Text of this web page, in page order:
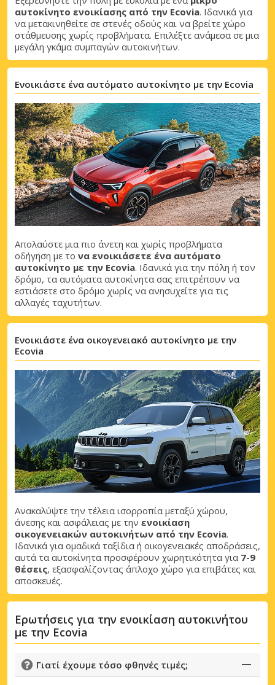
Μεγάλες εξοικονομήσεις
Αποκτήστε πρόσβαση σε αποκλειστικές
προσφορές συνεργατών
Σύνδεση με eLink
αυτοκίνητο ενοικίασης από την Ecovia. Ιδανικά για
να μετακινηθείτε σε στενές οδούς και να βρείτε χώρο
στάθμευσης χωρίς προβλήματα. Επιλέξτε ανάμεσα σε μια
μεγάλη γκάμα συμπαγών αυτοκινήτων.
Ενοικιάστε ένα αυτόματο αυτοκίνητο με την Ecovia
Απολαύστε μια πιο άνετη και χωρίς προβλήματα
οδήγηση με το να ενοικιάσετε ένα αυτόματο
αυτοκίνητο με την Ecovia. Ιδανικά για την πόλη ή τον
δρόμο, τα αυτόματα αυτοκίνητα σας επιτρέπουν να
εστιάσετε στο δρόμο χωρίς να ανησυχείτε για τις
αλλαγές ταχυτήτων.
Ενοικιάστε ένα οικογενειακό αυτοκίνητο με την
Ecovia
Ανακαλύψτε την τέλεια ισορροπία μεταξύ χώρου,
άνεσης και ασφάλειας με την ενοικίαση
οικογενειακών αυτοκινήτων από την Ecovia.
Ιδανικά για ομαδικά ταξίδια ή οικογενειακές αποδράσεις,
αυτά τα αυτοκίνητα προσφέρουν χωρητικότητα για 7-9
θέσεις, εξασφαλίζοντας άπλοχο χώρο για επιβάτες και
αποσκευές.
Ερωτήσεις για την ενοικίαση αυτοκινήτου
με την Ecovia
Γιατί έχουμε τόσο φθηνές τιμές;